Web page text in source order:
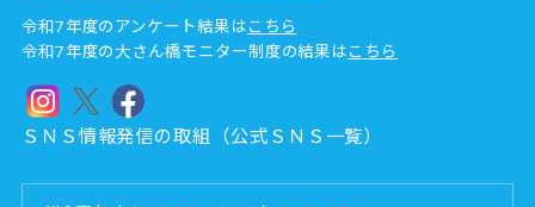
令和7年度のアンケート結果は こちら
令和7年度の大さん橋モニター制度の結果は こちら
ＳＮＳ情報発信の取組（公式ＳＮＳ一覧）